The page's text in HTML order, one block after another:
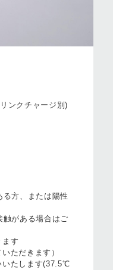
ンクチャージ別)
る⽅、または陽性
触がある場合はご
ます
ただきます）
いたします(37.5℃